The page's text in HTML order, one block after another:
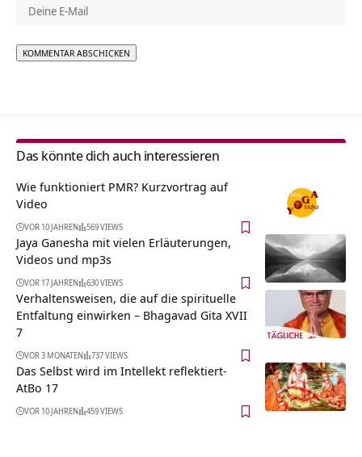
Das könnte dich auch interessieren
Wie funktioniert PMR? Kurzvortrag auf
Video
VOR 10 JAHREN 569 VIEWS
Jaya Ganesha mit vielen Erläuterungen,
Videos und mp3s
VOR 17 JAHREN 630 VIEWS
Verhaltensweisen, die auf die spirituelle
Entfaltung einwirken – Bhagavad Gita XVII
7
VOR 3 MONATEN 737 VIEWS
Das Selbst wird im Intellekt reflektiert-
AtBo 17
VOR 10 JAHREN 459 VIEWS